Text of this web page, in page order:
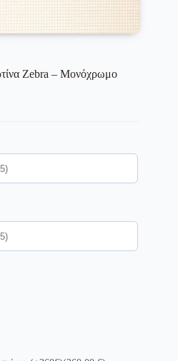
Zebra – Μονόχρωμο